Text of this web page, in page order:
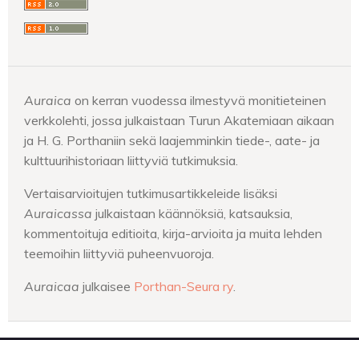
Auraica on kerran vuodessa ilmestyvä monitieteinen
verkkolehti, jossa julkaistaan Turun Akatemiaan aikaan
ja H. G. Porthaniin sekä laajemminkin tiede-, aate- ja
kulttuurihistoriaan liittyviä tutkimuksia.
Vertaisarvioitujen tutkimusartikkeleide lisäksi
Auraicassa julkaistaan käännöksiä, katsauksia,
kommentoituja editioita, kirja-arvioita ja muita lehden
teemoihin liittyviä puheenvuoroja.
Auraicaa julkaisee Porthan-Seura ry